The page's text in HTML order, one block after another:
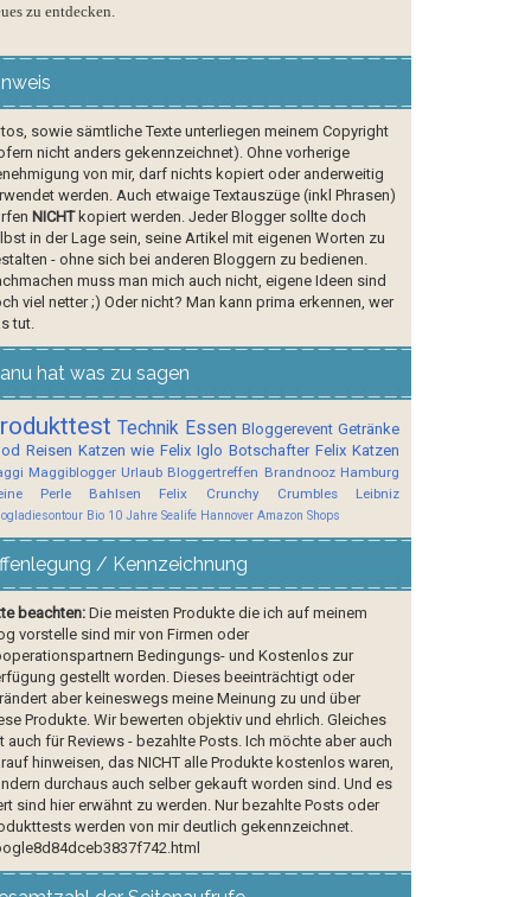
zu entdecken.
sowie sämtliche Texte unterliegen meinem Copyright
nicht anders gekennzeichnet). Ohne vorherige
von mir, darf nichts kopiert oder anderweitig
werden. Auch etwaige Textauszüge (inkl Phrasen)
NICHTkopiert werden. Jeder Blogger sollte doch
in der Lage sein, seine Artikel mit eigenen Worten zu
- ohne sich bei anderen Bloggern zu bedienen.
muss man mich auch nicht, eigene Ideen sind
viel netter ;) Oder nicht? Man kann prima erkennen, wer
tut.
hat was zu sagen
Technik Essen Bloggerevent Getränke
Reisen Katzen wie Felix Iglo Botschafter Felix Katzen
Maggiblogger Urlaub Bloggertreffen Brandnooz Hamburg
Perle
Bahlsen Felix Crunchy Crumbles Leibniz
Bio 10 Jahre Sealife Hannover Amazon Shops
/ Kennzeichnung
beachten:Die meisten Produkte die ich auf meinem
vorstelle sind mir von Firmen oder
Bedingungs- und Kostenlos zur
gestellt worden. Dieses beeinträchtigt oder
aber keineswegs meine Meinung zu und über
Produkte. Wir bewerten objektiv und ehrlich. Gleiches
auch für Reviews - bezahlte Posts. Ich möchte aber auch
hinweisen, das NICHT alle Produkte kostenlos waren,
durchaus auch selber gekauft worden sind. Und es
sind hier erwähnt zu werden. Nur bezahlte Posts oder
werden von mir deutlich gekennzeichnet.